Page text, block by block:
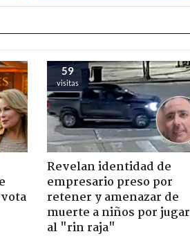
59
visitas
Revelan identidad de
empresario preso por
retener y amenazar de
muerte a niños por jugar
al "rin raja"